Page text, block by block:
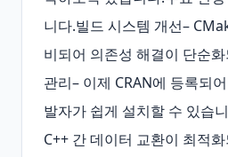
니다.빌드 시스템 개선–
비되어 의존성 해결이 단순
관리– 이제 CRAN에 등록되
발자가 쉽게 설치할 수 있습
C++ 간 데이터 교환이 최적